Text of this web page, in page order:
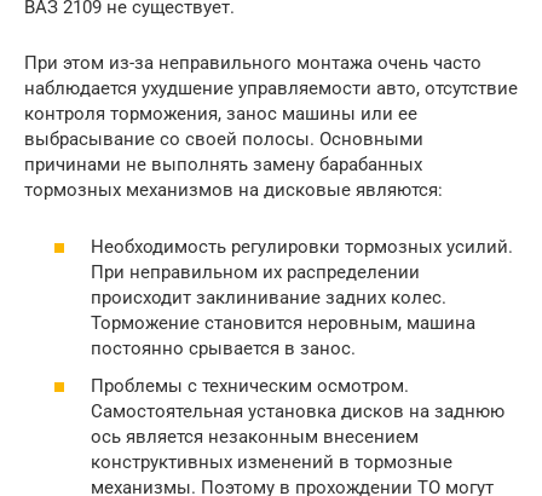
ВАЗ 2109 не существует.
При этом из-за неправильного монтажа очень часто
наблюдается ухудшение управляемости авто, отсутствие
контроля торможения, занос машины или ее
выбрасывание со своей полосы. Основными
причинами не выполнять замену барабанных
тормозных механизмов на дисковые являются:
Необходимость регулировки тормозных усилий.
При неправильном их распределении
происходит заклинивание задних колес.
Торможение становится неровным, машина
постоянно срывается в занос.
Проблемы с техническим осмотром.
Самостоятельная установка дисков на заднюю
ось является незаконным внесением
конструктивных изменений в тормозные
механизмы. Поэтому в прохождении ТО могут